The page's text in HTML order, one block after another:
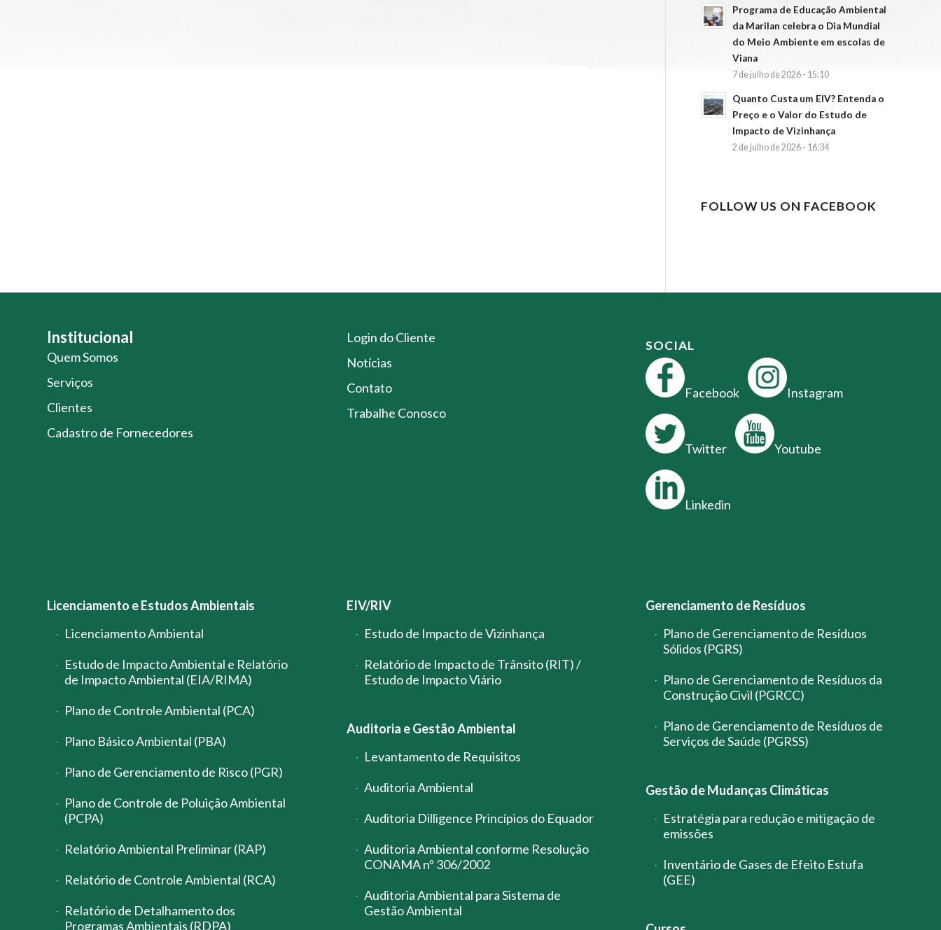
Programa de Educação Ambiental
da Marilan celebra o Dia Mundial
do Meio Ambiente em escolas de
Viana
7 de julho de 2026 - 15:10
Quanto Custa um EIV? Entenda o
Preço e o Valor do Estudo de
Impacto de Vizinhança
2 de julho de 2026 - 16:34
FOLLOW US ON FACEBOOK
Institucional
Quem Somos
Serviços
Clientes
Cadastro de Fornecedores
Login do Cliente
Notícias
Contato
Trabalhe Conosco
SOCIAL
Facebook Instagram
Twitter Youtube
Linkedin
Licenciamento e Estudos Ambientais
Licenciamento Ambiental
Estudo de Impacto Ambiental e Relatório
de Impacto Ambiental (EIA/RIMA)
Plano de Controle Ambiental (PCA)
Plano Básico Ambiental (PBA)
Plano de Gerenciamento de Risco (PGR)
Plano de Controle de Poluição Ambiental
(PCPA)
Relatório Ambiental Preliminar (RAP)
Relatório de Controle Ambiental (RCA)
Relatório de Detalhamento dos
Programas Ambientais (RDPA)
EIV/RIV
Estudo de Impacto de Vizinhança
Relatório de Impacto de Trânsito (RIT) /
Estudo de Impacto Viário
Auditoria e Gestão Ambiental
Levantamento de Requisitos
Auditoria Ambiental
Auditoria Dilligence Princípios do Equador
Auditoria Ambiental conforme Resolução
CONAMA nº 306/2002
Auditoria Ambiental para Sistema de
Gestão Ambiental
Gerenciamento de Resíduos
Plano de Gerenciamento de Resíduos
Sólidos (PGRS)
Plano de Gerenciamento de Resíduos da
Construção Civil (PGRCC)
Plano de Gerenciamento de Resíduos de
Serviços de Saúde (PGRSS)
Gestão de Mudanças Climáticas
Estratégia para redução e mitigação de
emissões
Inventário de Gases de Efeito Estufa
(GEE)